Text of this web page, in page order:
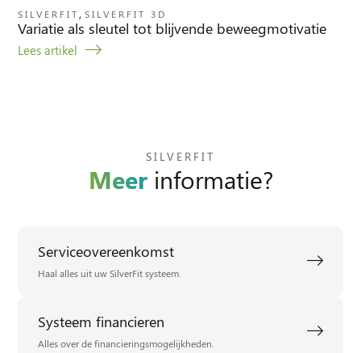
SILVERFIT , SILVERFIT 3D
Variatie als sleutel tot blijvende beweegmotivatie
Lees artikel
SILVERFIT
Meerinformatie?
Serviceovereenkomst
Haal alles uit uw SilverFit systeem.
Systeem financieren
Alles over de financieringsmogelijkheden.